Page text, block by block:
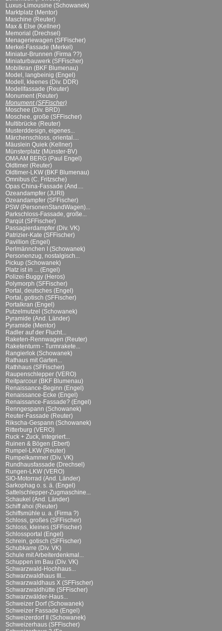
Luxus-Limousine (Schowanek)
Marktplatz (Mentor)
Maschine (Reuter)
Max & Else (Kellner)
Memorial (Drechsel)
Menageriewagen (SFFischer)
Merkel-Fassade (Merkel)
Miniatur-Brunnen (Firma ??)
Miniaturbauwerk (SFFischer)
Mobilkran (BKF Blumenau)
Model, langbeinig (Engel)
Modell, kleenes (Div. DDR)
Modellfassade (Reuter)
Monument (Reuter)
Monument (SFFischer)
Moschee (Div. BRD)
Moschee, große (SFFischer)
Multibrücke (Reuter)
Musterddesign, eigenes...
Märchenschloss, oriental....
Mäuslein Quiek (Kellner)
Münsterplatz (Münster-BV)
OMA AM BERG (Paul Engel)
Oldtimer (Reuter)
Oldtimer-LKW (BKF Blumenau)
Omnibus (C. Fritzsche)
Opas China-Fassade (And....
Ozeandampfer (JURI)
Ozeandampfer (SFFischer)
PSW (PersonenStandWagen)...
Parkschloss-Fassade, große...
Parqüt (SFFischer)
Passagierdampfer (Div. VK)
Patrizier-Kate (SFFischer)
Pavillion (Engel)
Perlmännchen I (Schowanek)
Personenzug, nostalgisch...
Pickup (Schowanek)
Platz ist in ... (Engel)
Polizei-Buggy (Heros)
Polymorph (SFFischer)
Portal, deutsches (Engel)
Portal, gotisch (SFFischer)
Portalkran (Engel)
Putzelmutzel (Schowanek)
Pyramide (And. Länder)
Pyramide (Mentor)
Radler auf der Flucht...
Raketen-Rennwagen (Reuter)
Raketenturm - Turmrakete...
Rangierlok (Schowanek)
Rathaus mit Garten...
Rathhaus (SFFischer)
Raupenschlepper (VERO)
Reitparcour (BKF Blumenau)
Renaissance-Beginn (Engel)
Renaissance-Ecke (Engel)
Renaissance-Fassade? (Engel)
Renngespann (Schowanek)
Reuter-Fassade (Reuter)
Rikscha-Gespann (Schowanek)
Ritterburg (VERO)
Ruck + Zuck, integriert...
Ruinen & Bögen (Ebert)
Rumpel-LKW (Reuter)
Rumpelkammer (Div. VK)
Rundhausfassade (Drechsel)
Rungen-LKW (VERO)
SIO-Motorrad (And. Länder)
Sarkophag o. s. ä. (Engel)
Sattelschlepper-Zugmaschine...
Schaukel (And. Länder)
Schiff ahoi (Reuter)
Schiffsmühle u. a. (Firma ?)
Schloss, großes (SFFischer)
Schloss, kleines (SFFischer)
Schlossportal (Engel)
Schrein, gotisch (SFFischer)
Schubkarre (Div. VK)
Schule mit Arbeiterdenkmal...
Schuppen im Bau (Div. VK)
Schwarzwald-Hochhaus...
Schwarzwaldhaus III...
Schwarzwaldhaus X (SFFischer)
Schwarzwaldhütte (SFFischer)
Schwarzwälder-Haus...
Schweizer Dorf (Schowanek)
Schweizer Fassade (Engel)
Schweizerdorf II (Schowanek)
Schweizerhaus (SFFischer)